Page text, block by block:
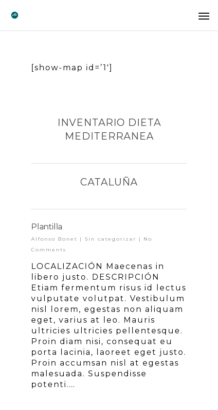
[show-map id=’1′]
INVENTARIO DIETA
MEDITERRANEA
CATALUÑA
Plantilla
Alfonso Bonet | Sin categorizar | No
Comments
LOCALIZACIÓN Maecenas in
libero justo. DESCRIPCIÓN
Etiam fermentum risus id lectus
vulputate volutpat. Vestibulum
nisl lorem, egestas non aliquam
eget, varius at leo. Mauris
ultricies ultricies pellentesque.
Proin diam nisi, consequat eu
porta lacinia, laoreet eget justo.
Proin accumsan nisl at egestas
malesuada. Suspendisse
potenti.…